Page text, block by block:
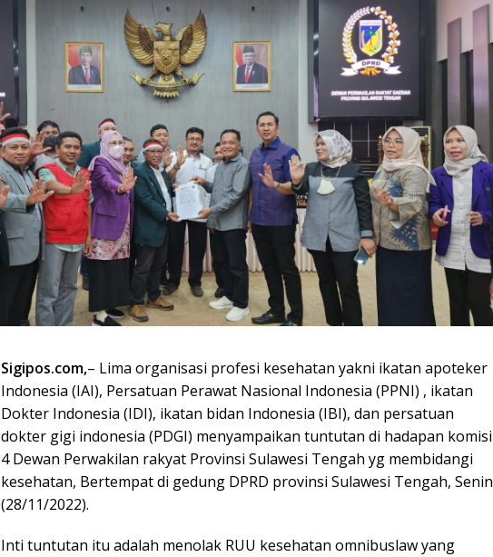
Sigipos.com,– Lima organisasi profesi kesehatan yakni ikatan apoteker
Indonesia (IAI), Persatuan Perawat Nasional Indonesia (PPNI) , ikatan
Dokter Indonesia (IDI), ikatan bidan Indonesia (IBI), dan persatuan
dokter gigi indonesia (PDGI) menyampaikan tuntutan di hadapan komisi
4 Dewan Perwakilan rakyat Provinsi Sulawesi Tengah yg membidangi
kesehatan, Bertempat di gedung DPRD provinsi Sulawesi Tengah, Senin
(28/11/2022).
Inti tuntutan itu adalah menolak RUU kesehatan omnibuslaw yang